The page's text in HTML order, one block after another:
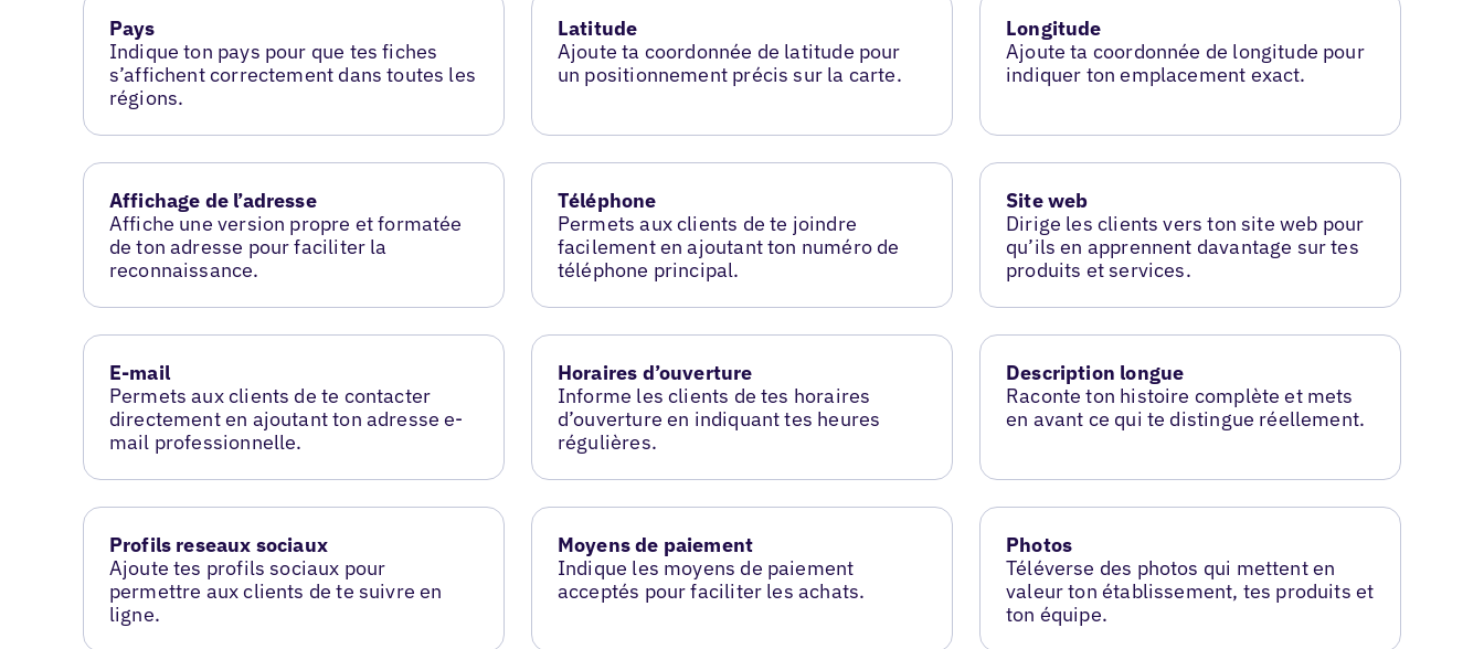
Pays
Indique ton pays pour que tes fiches
s’affichent correctement dans toutes les
régions.
Latitude
Ajoute ta coordonnée de latitude pour
un positionnement précis sur la carte.
Longitude
Ajoute ta coordonnée de longitude pour
indiquer ton emplacement exact.
Affichage de l’adresse
Affiche une version propre et formatée
de ton adresse pour faciliter la
reconnaissance.
Téléphone
Permets aux clients de te joindre
facilement en ajoutant ton numéro de
téléphone principal.
Site web
Dirige les clients vers ton site web pour
qu’ils en apprennent davantage sur tes
produits et services.
E-mail
Permets aux clients de te contacter
directement en ajoutant ton adresse e-
mail professionnelle.
Horaires d’ouverture
Informe les clients de tes horaires
d’ouverture en indiquant tes heures
régulières.
Description longue
Raconte ton histoire complète et mets
en avant ce qui te distingue réellement.
Profils reseaux sociaux
Ajoute tes profils sociaux pour
permettre aux clients de te suivre en
ligne.
Moyens de paiement
Indique les moyens de paiement
acceptés pour faciliter les achats.
Photos
Téléverse des photos qui mettent en
valeur ton établissement, tes produits et
ton équipe.